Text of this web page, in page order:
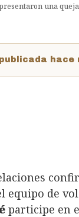
una
hace
equipo de
participe en